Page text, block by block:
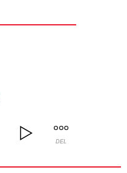
DEL